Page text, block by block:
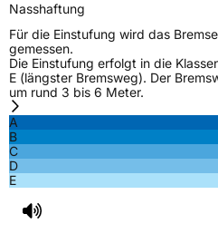
Ja
EU Label
Effizienz
Nasshaftung
Für die Einstufung wird das
gemessen.
Die Einstufung erfolgt in die
E (längster Bremsweg). Der
um rund 3 bis 6 Meter.
A
B
C
D
E